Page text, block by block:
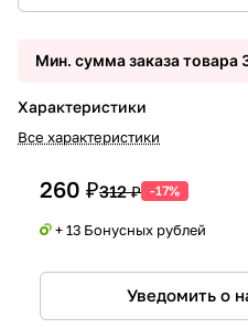
Мин. сумма заказа товара
Характеристики
Все характеристики
260 ₽312 ₽ -17%
+ 13 Бонусных рублей
Уведомить о